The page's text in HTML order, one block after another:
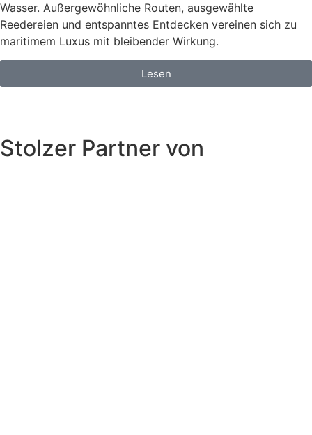
Wasser. Außergewöhnliche Routen, ausgewählte
Reedereien und entspanntes Entdecken vereinen sich zu
maritimem Luxus mit bleibender Wirkung.
Lesen
Stolzer Partner von